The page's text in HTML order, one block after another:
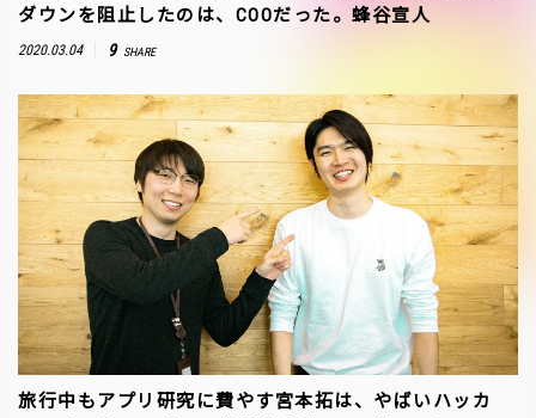
ダウンを阻止したのは、COOだった。蜂谷宣人
2020.03.04 9 SHARE
旅行中もアプリ研究に費やす宮本拓は、やばいハッカ